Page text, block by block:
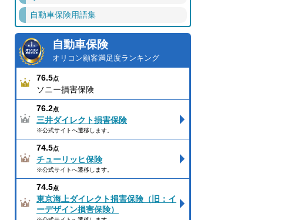
自動車保険用語集
自動車保険
オリコン顧客満足度ランキング
76.5点
ソニー損害保険
76.2点
三井ダイレクト損害保険
※公式サイトへ遷移します。
74.5点
チューリッヒ保険
※公式サイトへ遷移します。
74.5点
東京海上ダイレクト損害保険（旧：イ
ーデザイン損害保険）